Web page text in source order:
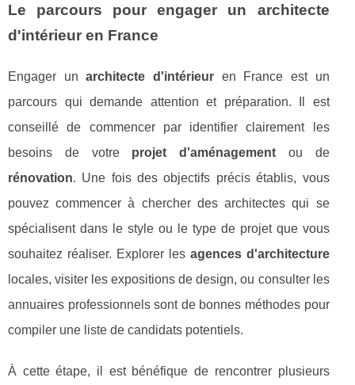
Le parcours pour engager un architecte
d'intérieur en France
Engager unarchitecte d'intérieuren France est un
parcours qui demande attention et préparation. Il est
conseillé de commencer par identifier clairement les
besoins de votre projet d'aménagement ou de
rénovation. Une fois des objectifs précis établis, vous
pouvez commencer à chercher des architectes qui se
spécialisent dans le style ou le type de projet que vous
souhaitez réaliser. Explorer les agences d'architecture
locales, visiter les expositions de design, ou consulter les
annuaires professionnels sont de bonnes méthodes pour
compiler une liste de candidats potentiels.
À cette étape, il est bénéfique de rencontrer plusieurs